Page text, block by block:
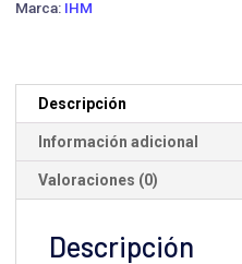
Trifásica
cantidad
Marca: IHM
Descripción
Información adicional
Valoraciones (0)
Descripción